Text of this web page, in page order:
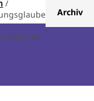
Archiv